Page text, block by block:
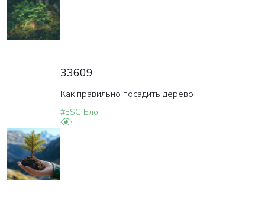
33609
Как правильно посадить дерево
#ESG Блог